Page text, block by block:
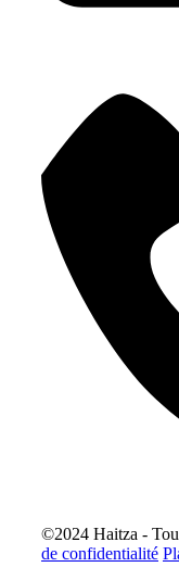
©2024 Haitza -
de confidentialité